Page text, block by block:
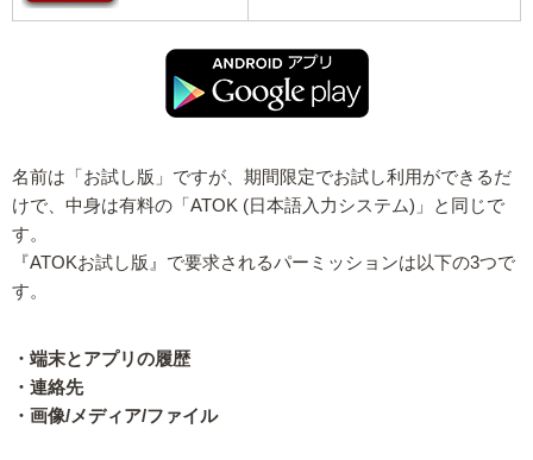
名前は「お試し版」ですが、期間限定でお試し利用ができるだ
けで、中身は有料の「ATOK (日本語入力システム)」と同じで
す。
『ATOKお試し版』で要求されるパーミッションは以下の3つで
す。
・端末とアプリの履歴
・連絡先
・画像/メディア/ファイル